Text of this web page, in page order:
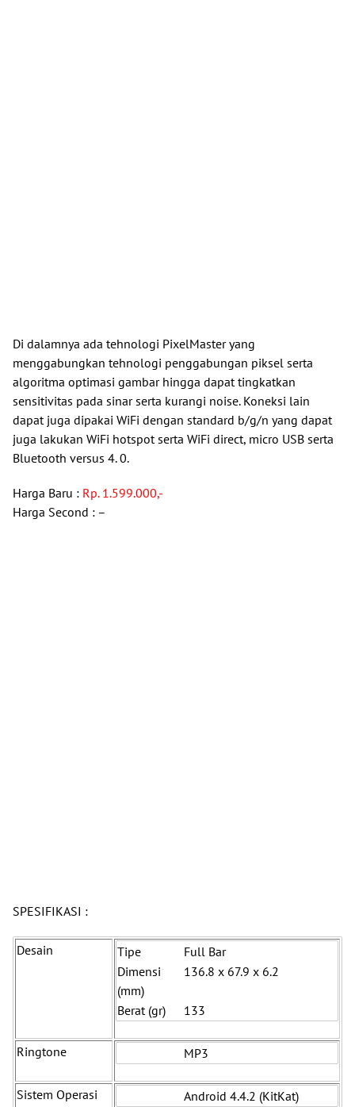
Di dalamnya ada tehnologi PixelMaster yang
menggabungkan tehnologi penggabungan piksel serta
algoritma optimasi gambar hingga dapat tingkatkan
sensitivitas pada sinar serta kurangi noise. Koneksi lain
dapat juga dipakai WiFi dengan standard b/g/n yang dapat
juga lakukan WiFi hotspot serta WiFi direct, micro USB serta
Bluetooth versus 4. 0.
Harga Baru : Rp. 1.599.000,-
Harga Second : –
SPESIFIKASI :
Desain Tipe
Full Bar
Dimensi
(mm)
136.8 x 67.9 x 6.2
Berat (gr) 133
Ringtone MP3
Sistem Operasi Android 4.4.2 (KitKat)